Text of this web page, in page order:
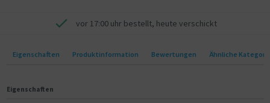
vor 17:00 uhr bestellt, heute verschickt
Eigenschaften Produktinformation Bewertungen Ähnliche
Eigenschaften